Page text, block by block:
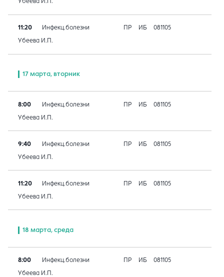
11:20 Инфекц.болезни ПР ИБ 081105
Убеева И.П.
17 марта, вторник
8:00 Инфекц.болезни ПР ИБ 081105
Убеева И.П.
9:40 Инфекц.болезни ПР ИБ 081105
Убеева И.П.
11:20 Инфекц.болезни ПР ИБ 081105
Убеева И.П.
18 марта, среда
8:00 Инфекц.болезни ПР ИБ 081105
Убеева И.П.